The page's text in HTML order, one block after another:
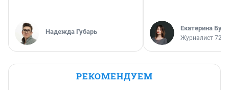
Надежда Губарь Екатерина
Журналист
РЕКОМЕНДУЕМ